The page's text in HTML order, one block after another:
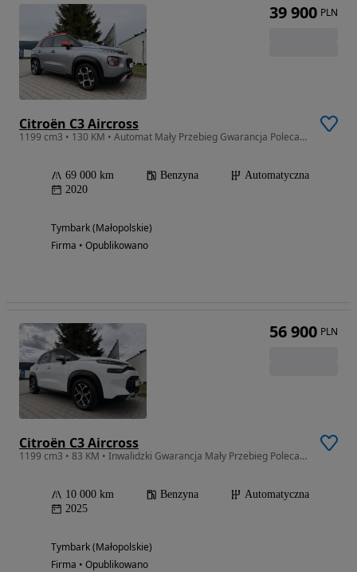
Citroën C3 Aircross
1199 cm3 • 130 KM • Automat Mały Przebieg Gwarancja Polecam
69 000 km Benzyna
Automatyczna
2020
Tymbark (Małopolskie)
Firma • Opublikowano
39 900 PLN
Citroën C3 Aircross
1199 cm3 • 83 KM • Inwalidzki Gwarancja Mały Przebieg Polecam
10 000 km Benzyna
Automatyczna
2025
Tymbark (Małopolskie)
Firma • Opublikowano
56 900 PLN